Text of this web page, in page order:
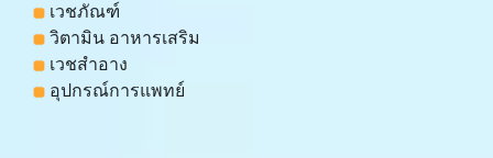
เวชภัณฑ์
วิตามิน อาหารเสริม
เวชสำอาง
อุปกรณ์การแพทย์